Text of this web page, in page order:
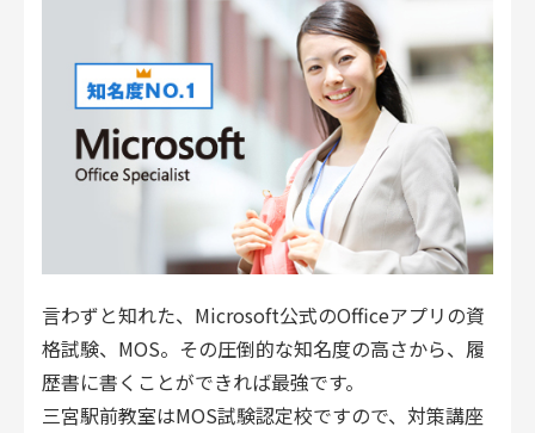
言わずと知れた、Microsoft公式のOfficeアプリの資
格試験、MOS。その圧倒的な知名度の高さから、履
歴書に書くことができれば最強です。
三宮駅前教室はMOS試験認定校ですので、対策講座